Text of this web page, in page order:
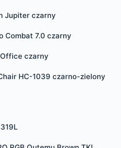
Jupiter czarny
Combat 7.0 czarny
czarny
HC-1039 czarno-zielony